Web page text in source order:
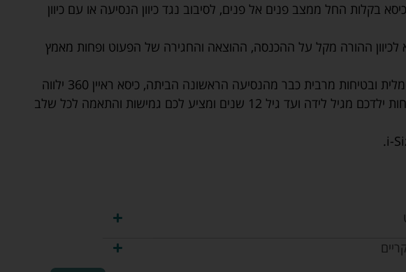
בקלות החל ממצב פנים אל פנים, לסיבוב נגד כיוון הנסיעה או עם כיוון
לכיוון ההורה מקל על ההכנסה, ההוצאה והחגירה של הפעוט ופחות מאמץ
הגנה אופטימלית ובטיחות מרבית כבר מהנסיעה הראשונה הביתה, כיסא ראיין 360 ילווה
את ההתפתחות ילדכם מגיל לידה ועד גיל 12 שנים ומציע לכם גמישות והתאמה לכל שלב